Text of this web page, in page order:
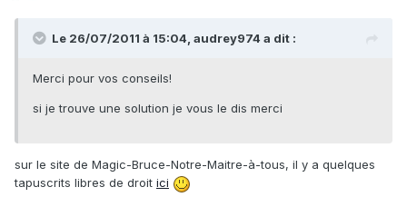
Le 26/07/2011 à 15:04, audrey974 a dit :
Merci pour vos conseils!
si je trouve une solution je vous le dis merci
sur le site de Magic-Bruce-Notre-Maitre-à-tous, il y a quelques
tapuscrits libres de droit ici